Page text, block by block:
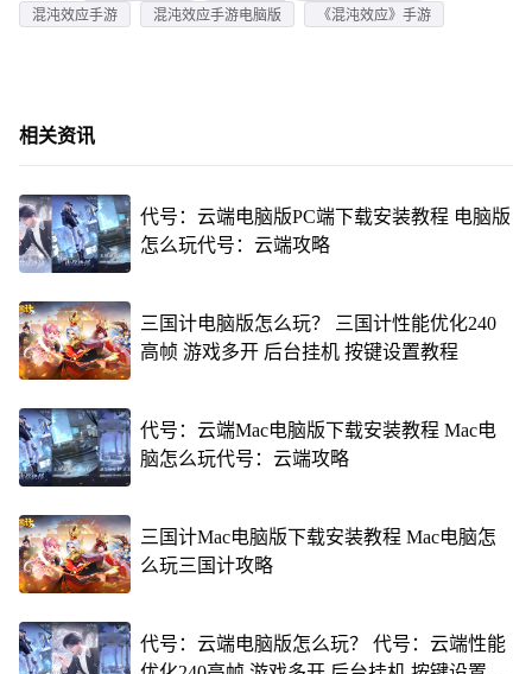
混沌效应手游
混沌效应手游电脑版 《混沌效应》手游
相关资讯
代号：云端电脑版PC端下载安装教程 电脑版
怎么玩代号：云端攻略
三国计电脑版怎么玩？ 三国计性能优化240
高帧 游戏多开 后台挂机 按键设置教程
代号：云端Mac电脑版下载安装教程 Mac电
脑怎么玩代号：云端攻略
三国计Mac电脑版下载安装教程 Mac电脑怎
么玩三国计攻略
代号：云端电脑版怎么玩？ 代号：云端性能